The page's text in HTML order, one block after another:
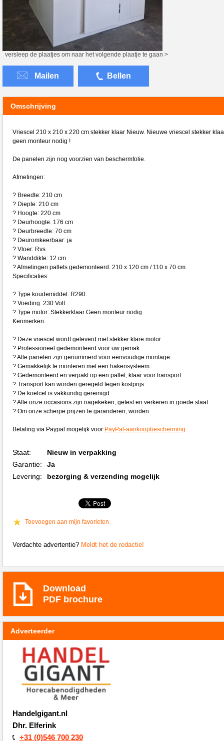
versleep de plaatjes om naar het volgende plaatje te gaan >
Mailen Bellen
Omschrijving
Vriescel 210 x 210 x 220 cm stekker klaar Nieuw. Nieuwe vriescel stekker
geen monteur nodig !
De panelen zijn nog voorzien van beschermfolie.
Afmetingen:
? Breedte: 210 cm
? Diepte: 210 cm
? Hoogte: 220 cm
? Deurhoogte: 176 cm
? Deurbreedte: 70 cm
? Deuromkeerbaar: ja
? Vloer: Rvs
? Wanddikte: 12 cm
? Afmetingen pallets gedemonteerd: 210 x 120 cm / 110 x 70 cm
Specificaties:
? Type koudemiddel: R290.
? Voeding: 230 Volt
? Type motor: Stekkerklaar Geen monteur nodig.
Kenmerken:
? Deze vriescel wordt geleverd met stekker klare motor
? Professioneel gedemonteerd voor uw gemak.
? Alle panelen zijn genummerd voor eenvoudige montage.
? Gemakkelijk te monteren met een hakensysteem.
? Gedemonteerd en verpakt op een pallet, klaar voor transport.
? Transport kan worden geregeld tegen kostprijs.
? De koelcel is vakkundig gereinigd.
? Alle onze occasions zijn nagekeken, getest en verkeren in goede staat.
? Om onze scherpe prijzen te garanderen, worden
Betaling via Paypal mogelijk voor PayPal-aankoopbescherming
Staat:
Nieuw in verpakking
Garantie:
Ja
Levering:
bezorging & verzending mogelijk
Toevoegen aan mijn favorieten
Verdachte advertentie? Meldt het de redactie!
Download
PDF brochure
Adverteerder
Handelgigant.nl
Dhr. Elferink
+31 (0)546 700 230